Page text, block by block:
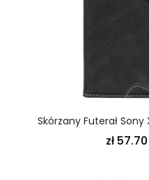
zł 57.70